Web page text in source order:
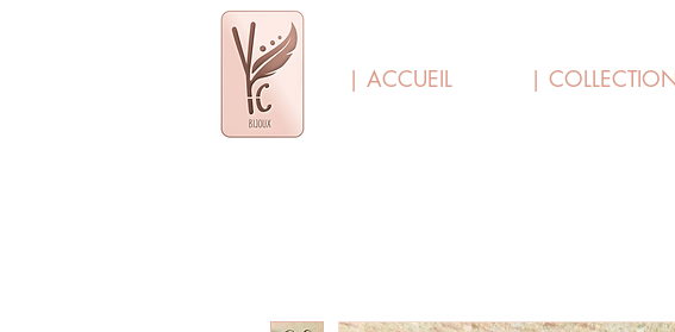
| ACCUEIL |